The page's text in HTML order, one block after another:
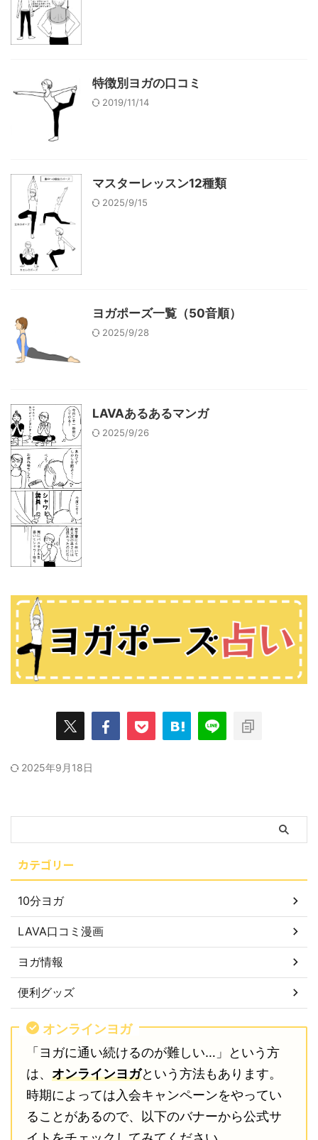
特徴別ヨガの口コミ
2019/11/14
マスターレッスン12種類
2025/9/15
ヨガポーズ一覧（50音順）
2025/9/28
LAVAあるあるマンガ
2025/9/26
2025年9月18日
カテゴリー
10分ヨガ
LAVA口コミ漫画
ヨガ情報
便利グッズ
オンラインヨガ
「ヨガに通い続けるのが難しい…」という方
は、 オンラインヨガという方法もあります。
時期によっては入会キャンペーンをやってい
ることがあるので、以下のバナーから公式サ